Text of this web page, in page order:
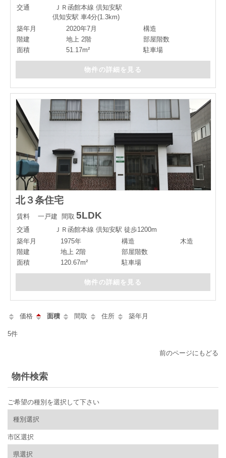
交通
ＪＲ函館本線 倶知安駅
倶知安駅 車4分(1.3km)
築年月
2020年7月
構造
階建
地上 2階
部屋階数
面積
51.17m² 駐車場
物件の詳細を見る
北３条住宅
賃料 一戸建 間取 5LDK
交通
ＪＲ函館本線 倶知安駅 徒歩1200m
築年月
1975年 構造
木造
階建
地上 2階
部屋階数
面積
120.67m² 駐車場
物件の詳細を見る
価格 面積 間取 住所 築年月
5件
前のページにもどる
物件検索
ご希望の種別を選択して下さい
市区選択